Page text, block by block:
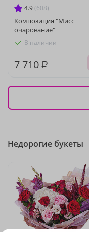
4.9 (608)
Композиция "Мисс
очарование"
В наличии
7 710 ₽
Недорогие букеты